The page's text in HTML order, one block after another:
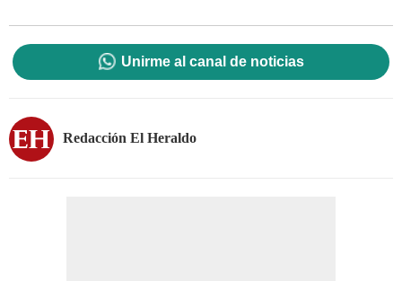
Unirme al canal de noticias
Redacción El Heraldo